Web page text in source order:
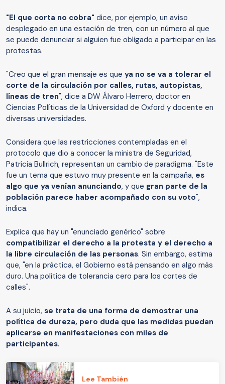
"El que corta no cobra" dice, por ejemplo, un aviso
desplegado en una estación de tren, con un número al que
se puede denunciar si alguien fue obligado a participar en las
protestas.
"Creo que el gran mensaje es que ya no se va a tolerar el
corte de la circulación por calles, rutas, autopistas,
líneas de tren", dice a DW Álvaro Herrero, doctor en
Ciencias Políticas de la Universidad de Oxford y docente en
diversas universidades.
Considera que las restricciones contempladas en el
protocolo que dio a conocer la ministra de Seguridad,
Patricia Bullrich, representan un cambio de paradigma. "Este
fue un tema que estuvo muy presente en la campaña, es
algo que ya venían anunciando, y que gran parte de la
población parece haber acompañado con su voto",
indica.
Explica que hay un "enunciado genérico" sobre
compatibilizar el derecho a la protesta y el derecho a
la libre circulación de las personas. Sin embargo, estima
que, "en la práctica, el Gobierno está pensando en algo más
duro. Una política de tolerancia cero para los cortes de
calles".
A su juicio, se trata de una forma de demostrar una
política de dureza, pero duda que las medidas puedan
aplicarse en manifestaciones con miles de
participantes.
Lee También